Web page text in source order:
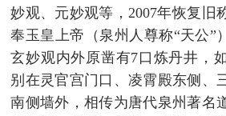
妙观、元妙观等，2007年恢复旧
奉玉皇上帝（泉州人尊称“天公”
玄妙观内外原凿有7口炼丹井，
别在灵官宫门口、凌霄殿东侧、
南侧墙外，相传为唐代泉州著名